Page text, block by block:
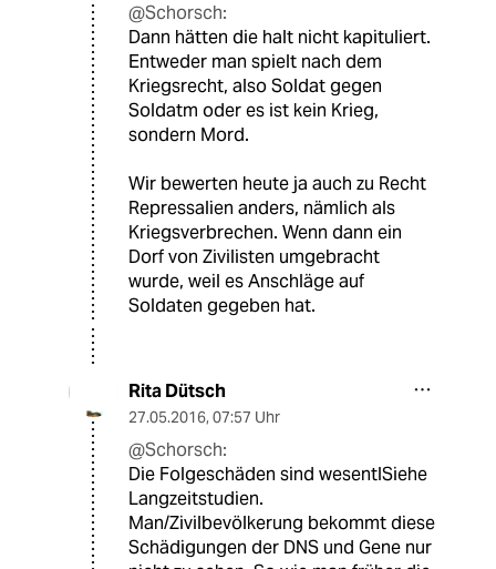
@Schorsch:
Dann hätten die halt nicht kapituliert.
Entweder man spielt nach dem
Kriegsrecht, also Soldat gegen
Soldatm oder es ist kein Krieg,
sondern Mord.
Wir bewerten heute ja auch zu Recht
Repressalien anders, nämlich als
Kriegsverbrechen. Wenn dann ein
Dorf von Zivilisten umgebracht
wurde, weil es Anschläge auf
Soldaten gegeben hat.
Rita Dütsch
27.05.2016, 07:57 Uhr
@Schorsch:
Die Folgeschäden sind wesentlSiehe
Langzeitstudien.
Man/Zivilbevölkerung bekommt diese
Schädigungen der DNS und Gene nur